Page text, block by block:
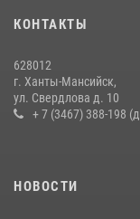
28 июля 2026, 09:15
тематические встречи
29 июля 2026, 09:54
КОНТАКТЫ
628012
г. Ханты-Мансийск,
ул. Свердлова д. 10
+ 7 (3467) 388-198
НОВОСТИ